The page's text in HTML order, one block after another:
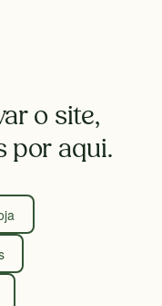
o site,
por aqui.